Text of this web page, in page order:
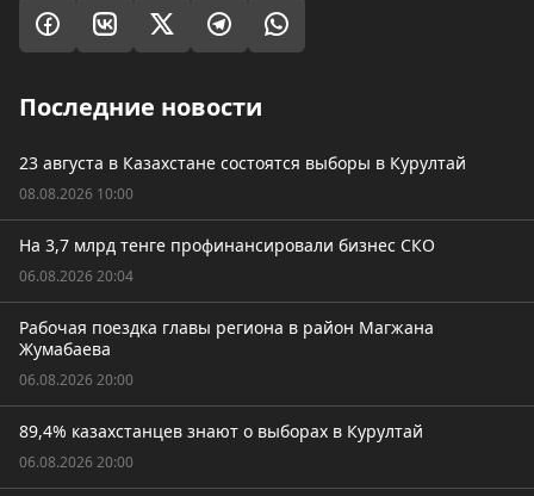
Последние новости
23 августа в Казахстане состоятся выборы в Курултай
08.08.2026 10:00
На 3,7 млрд тенге профинансировали бизнес СКО
06.08.2026 20:04
Рабочая поездка главы региона в район Магжана
Жумабаева
06.08.2026 20:00
89,4% казахстанцев знают о выборах в Курултай
06.08.2026 20:00